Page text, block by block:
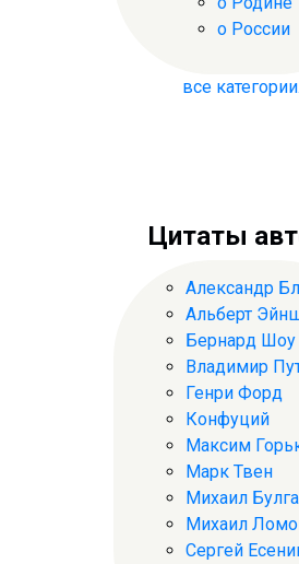
о России
все
Цитаты
Александр
Альберт
Бернард Шоу
Владимир
Генри Форд
Конфуций
Максим
Марк Твен
Михаил
Михаил
Сергей